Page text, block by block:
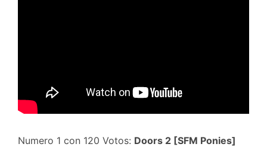
Numero 1 con 120 Votos: Doors 2 [SFM Ponies]